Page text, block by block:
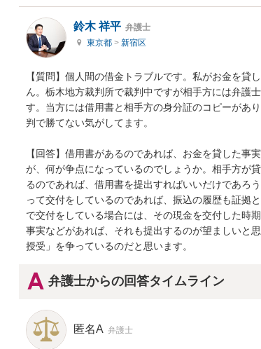
鈴木 祥平 弁護士
東京都 > 新宿区
【質問】個人間の借金トラブルです。私がお金を貸
ん。栃木地方裁判所で裁判中ですが相手方には弁護
す。当方には借用書と相手方の身分証のコピーがあ
判で勝てない気がしてます。
【回答】借用書があるのであれば、お金を貸した事
が、何が争点になっているのでしょうか。相手方が
るのであれば、借用書を提出すればいいだけであろ
って交付をしているのであれば、振込の履歴も証拠
で交付をしている場合には、その現金を交付した時
事実などがあれば、それも提出するのが望ましいと
授受」を争っているのだと思います。
弁護士からの回答タイムライン
匿名A 弁護士